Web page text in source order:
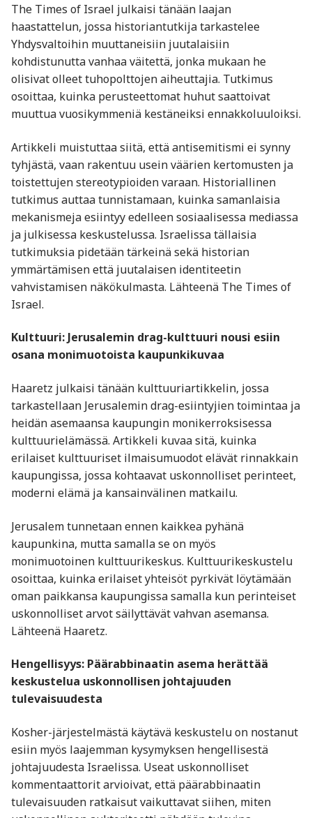
The Times of Israel julkaisi tänään laajan
haastattelun, jossa historiantutkija tarkastelee
Yhdysvaltoihin muuttaneisiin juutalaisiin
kohdistunutta vanhaa väitettä, jonka mukaan he
olisivat olleet tuhopolttojen aiheuttajia. Tutkimus
osoittaa, kuinka perusteettomat huhut saattoivat
muuttua vuosikymmeniä kestäneiksi ennakkoluuloiksi.
Artikkeli muistuttaa siitä, että antisemitismi ei synny
tyhjästä, vaan rakentuu usein väärien kertomusten ja
toistettujen stereotypioiden varaan. Historiallinen
tutkimus auttaa tunnistamaan, kuinka samanlaisia
mekanismeja esiintyy edelleen sosiaalisessa mediassa
ja julkisessa keskustelussa. Israelissa tällaisia
tutkimuksia pidetään tärkeinä sekä historian
ymmärtämisen että juutalaisen identiteetin
vahvistamisen näkökulmasta. Lähteenä The Times of
Israel.
Kulttuuri: Jerusalemin drag-kulttuuri nousi esiin
osana monimuotoista kaupunkikuvaa
Haaretz julkaisi tänään kulttuuriartikkelin, jossa
tarkastellaan Jerusalemin drag-esiintyjien toimintaa ja
heidän asemaansa kaupungin monikerroksisessa
kulttuurielämässä. Artikkeli kuvaa sitä, kuinka
erilaiset kulttuuriset ilmaisumuodot elävät rinnakkain
kaupungissa, jossa kohtaavat uskonnolliset perinteet,
moderni elämä ja kansainvälinen matkailu.
Jerusalem tunnetaan ennen kaikkea pyhänä
kaupunkina, mutta samalla se on myös
monimuotoinen kulttuurikeskus. Kulttuurikeskustelu
osoittaa, kuinka erilaiset yhteisöt pyrkivät löytämään
oman paikkansa kaupungissa samalla kun perinteiset
uskonnolliset arvot säilyttävät vahvan asemansa.
Lähteenä Haaretz.
Hengellisyys: Päärabbinaatin asema herättää
keskustelua uskonnollisen johtajuuden
tulevaisuudesta
Kosher-järjestelmästä käytävä keskustelu on nostanut
esiin myös laajemman kysymyksen hengellisestä
johtajuudesta Israelissa. Useat uskonnolliset
kommentaattorit arvioivat, että päärabbinaatin
tulevaisuuden ratkaisut vaikuttavat siihen, miten